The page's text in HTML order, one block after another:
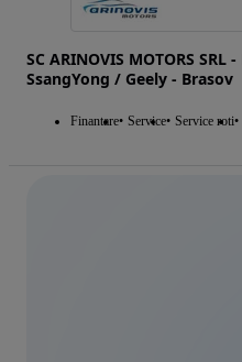
SC ARINOVIS MOTORS
SsangYong / Geely - Brasov
Finantare Service Service roti